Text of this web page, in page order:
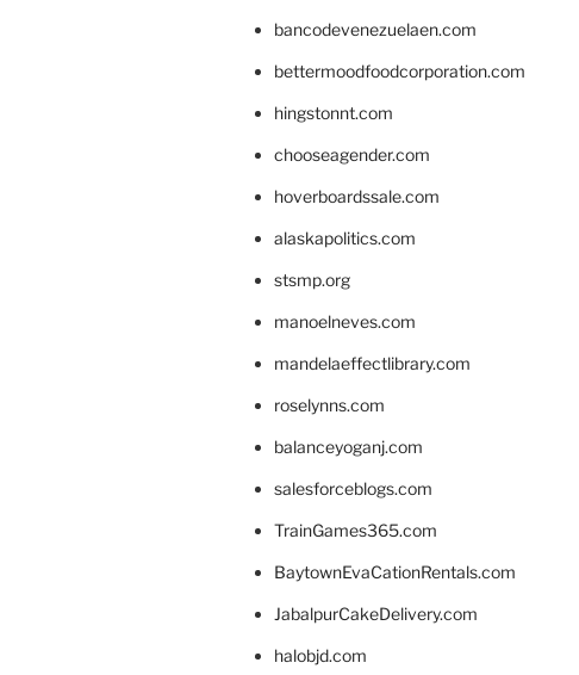
bancodevenezuelaen.com
bettermoodfoodcorporation.com
hingstonnt.com
chooseagender.com
hoverboardssale.com
alaskapolitics.com
stsmp.org
manoelneves.com
mandelaeffectlibrary.com
roselynns.com
balanceyoganj.com
salesforceblogs.com
TrainGames365.com
BaytownEvaCationRentals.com
JabalpurCakeDelivery.com
halobjd.com